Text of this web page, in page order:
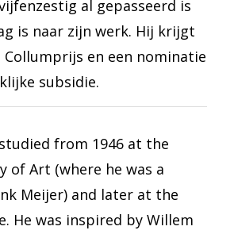
al gepasseerd is
is naar zijn werk. Hij krijgt
Collumprijs en een nominatie
subsidie.
from 1946 at the
of Art (where he was a
Meijer) and later at the
He was inspired by Willem